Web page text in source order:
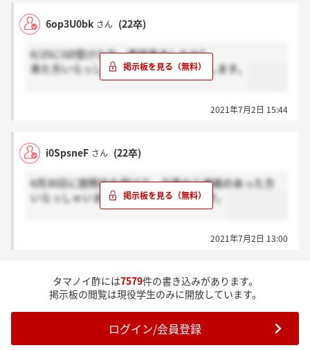
6op3U0bk さん (22卒)
6/25にGD受けた方、電話来ましたか?
来た方いらっしゃったら、感謝お願いします。
2021年7月2日 15:44
i0SpsneF さん (22卒)
6月30日に説明会を受けて、企業から連絡のあった方
いらっしゃいましたら感謝お願いします。
2021年7月2日 13:00
タマノイ酢には7579件の書き込みがあります。
掲示板の閲覧は現役学生のみに開放しています。
ログイン/会員登録